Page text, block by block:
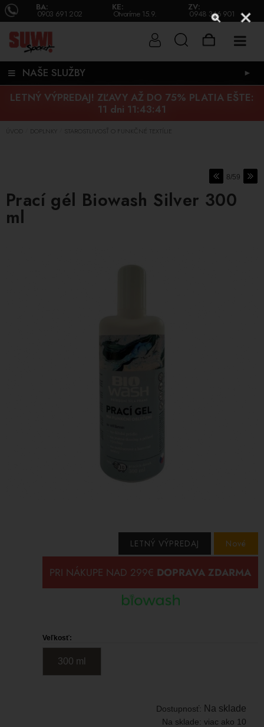
BA:
0903 691 202
KE:
Otvoríme 15.9.
ZV:
0948 346 901
NAŠE SLUŽBY ►
LETNÝ VÝPREDAJ! ZĽAVY AŽ DO 75% PLATIA EŠTE:
11 dni 11:43:40
ÚVOD DOPLNKY STAROSTLIVOSŤ O FUNKČNÉ TEXTÍLIE
8/59
Prací gél Biowash Silver 300
ml
Nové
LETNÝ VÝPREDAJ
Veľkosť:
300 ml
Dostupnosť: Na sklade
Na sklade: viac ako 10